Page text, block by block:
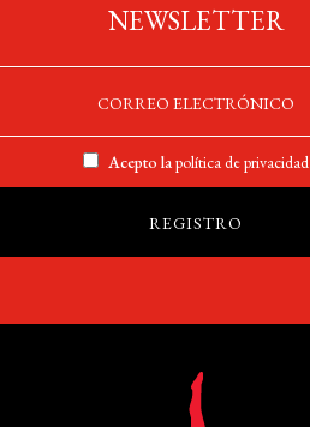
NEWSLETTER
Acepto lapolítica de privacidad